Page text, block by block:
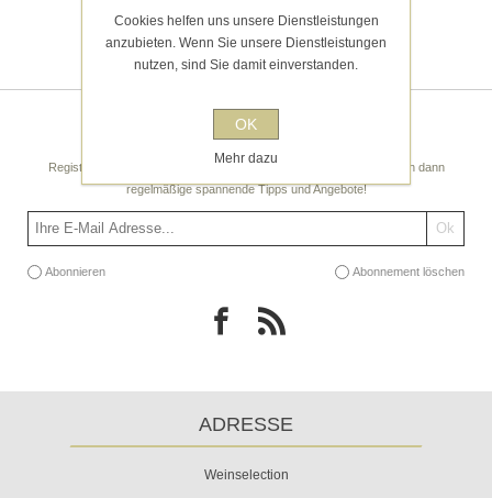
Kürzlich angesehen
Newsletter
Registrieren Sie sich noch heute für unseren Newsletter! Sie erhalten dann
regelmäßige spannende Tipps und Angebote!
Abonnieren Abonnement löschen
ADRESSE
Weinselection
Cookies helfen uns unsere Dienstleistungen
anzubieten. Wenn Sie unsere Dienstleistungen
nutzen, sind Sie damit einverstanden.
OK
Mehr dazu